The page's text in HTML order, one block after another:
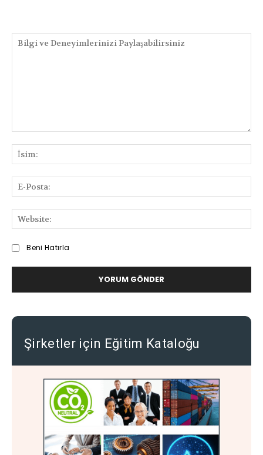
ve
Deneyimlerinizi
Beni Hatırla
Şirketler için Eğitim Kataloğu